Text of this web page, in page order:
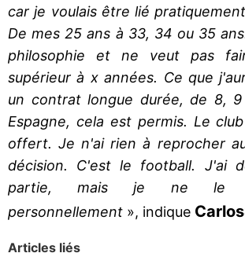
car je voulais être lié
De mes 25 ans à 33, 34 ou 35
philosophie et ne veut pas
supérieur à x années. Ce que
un contrat longue durée, de 8, 9
Espagne, cela est permis. Le
offert. Je n'ai rien à reprocher
décision. C'est le football. J'ai
partie, mais je ne le
personnellement », indique Carlos
Articles liés